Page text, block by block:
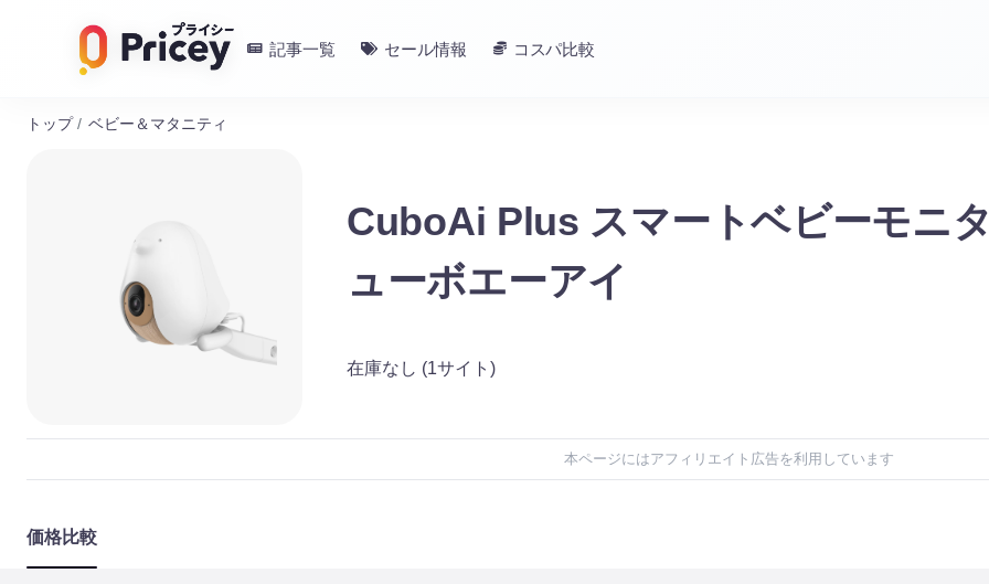
記事一覧 セール情報 コスパ比較
トップ / ベビー＆マタニティ
CuboAi Plus スマートベビーモニ
ューボエーアイ
在庫なし (1サイト)
本ページにはアフィリエイト広告を利用しています
価格比較